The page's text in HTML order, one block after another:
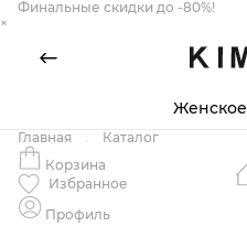
Финальные скидки до -80%!
×
Женское
Главная
Каталог
Корзина
Избранное
Профиль